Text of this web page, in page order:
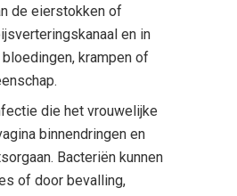
de eierstokken of
en in
krampen of
die het vrouwelijke
binnendringen en
Bacteriën kunnen
of door bevalling,